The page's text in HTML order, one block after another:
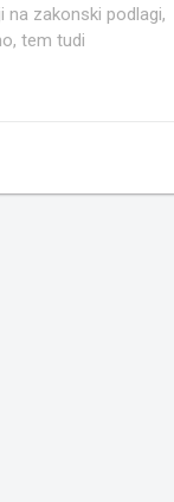
na zakonski podlagi,
tem tudi